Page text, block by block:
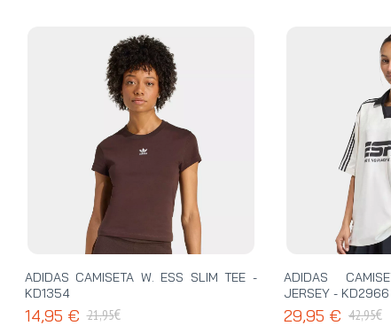
ADIDAS CAMISETA W. ESS SLIM TEE -
KD1354
14,95 € 21,95€
ADIDAS
JERSEY - KD2966
29,95 € 42,95€